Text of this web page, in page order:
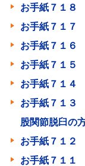
お手紙７１８
お手紙７１７
お手紙７１６
お手紙７１５
お手紙７１４
お手紙７１３
股関節脱臼の
お手紙７１２
お手紙７１１